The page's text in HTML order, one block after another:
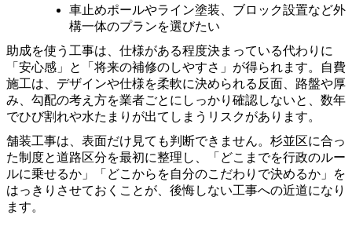
車止めポールやライン塗装、ブロック設置など外
構一体のプランを選びたい
助成を使う工事は、仕様がある程度決まっている代わりに
「安心感」と「将来の補修のしやすさ」が得られます。自費
施工は、デザインや仕様を柔軟に決められる反面、路盤や厚
み、勾配の考え方を業者ごとにしっかり確認しないと、数年
でひび割れや水たまりが出てしまうリスクがあります。
舗装工事は、表面だけ見ても判断できません。杉並区に合っ
た制度と道路区分を最初に整理し、「どこまでを行政のルー
ルに乗せるか」「どこからを自分のこだわりで決めるか」を
はっきりさせておくことが、後悔しない工事への近道になり
ます。